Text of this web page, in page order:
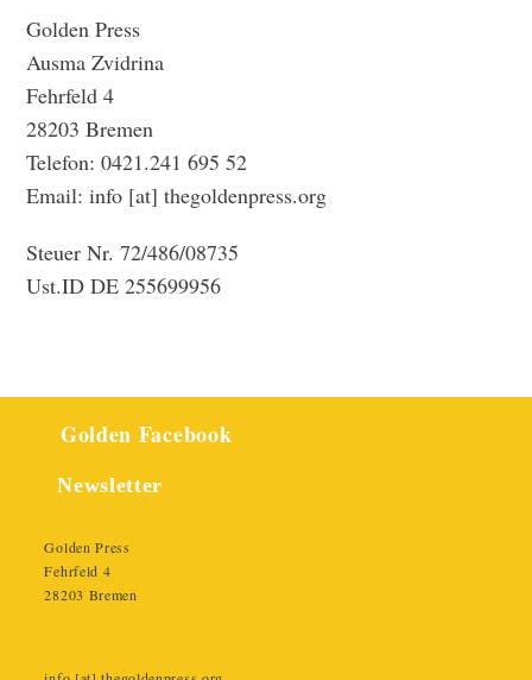
Golden Press
Ausma Zvidrina
Fehrfeld 4
28203 Bremen
Telefon: 0421.241 695 52
Email: info [at] thegoldenpress.org
Steuer Nr. 72/486/08735
Ust.ID DE 255699956
Golden Facebook
Newsletter
Golden Press
Fehrfeld 4
28203 Bremen